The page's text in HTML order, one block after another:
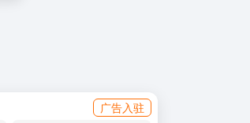
广告入驻